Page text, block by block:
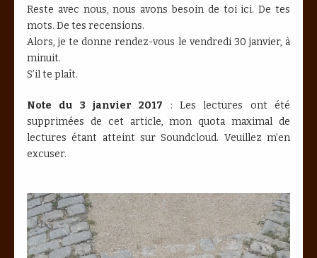
Reste avec nous, nous avons besoin de toi ici. De tes
mots. De tes recensions.
Alors, je te donne rendez-vous le vendredi 30 janvier, à
minuit.
S’il te plaît.
Note du 3 janvier 2017 : Les lectures ont été
supprimées de cet article, mon quota maximal de
lectures étant atteint sur Soundcloud. Veuillez m’en
excuser.